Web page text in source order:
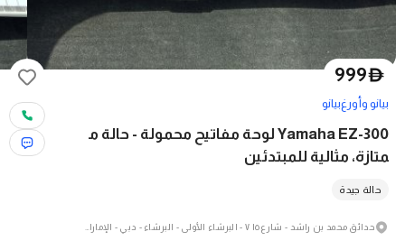
D
999
بيانو وأورغبيانو
Yamaha EZ-300 لوحة مفاتيح محمولة - حالة م
متازة، مثالية للمبتدئين
حالة جيدة